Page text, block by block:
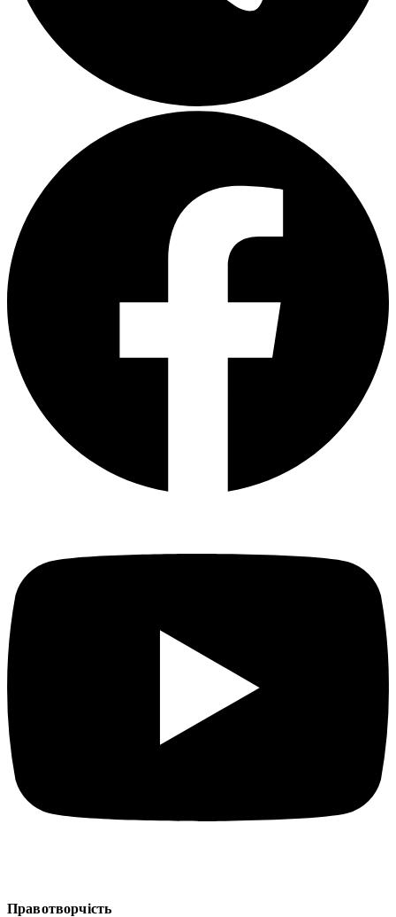
Правотворчість